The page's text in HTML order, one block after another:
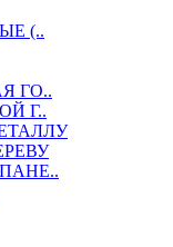
(..
ГО..
Г..